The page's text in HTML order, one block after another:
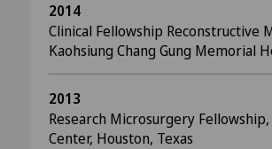
2014
Clinical Fellowship Reconstructive
Kaohsiung Chang Gung Memorial
2013
Research Microsurgery
Center, Houston, Texas